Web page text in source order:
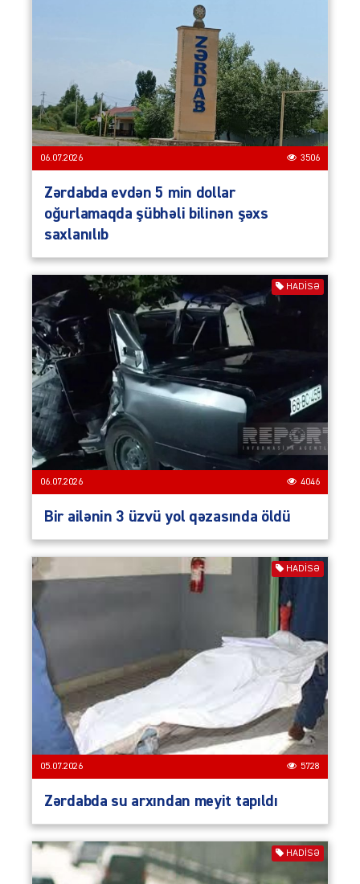
06.07.2026 3506
Zərdabda evdən 5 min dollar
oğurlamaqda şübhəli bilinən şəxs
saxlanılıb
HADISƏ
06.07.2026 4046
Bir ailənin 3 üzvü yol qəzasında öldü
HADISƏ
05.07.2026 5728
Zərdabda su arxından meyit tapıldı
HADISƏ